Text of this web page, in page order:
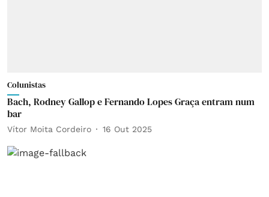
Colunistas
Bach, Rodney Gallop e Fernando Lopes Graça entram num
bar
Vítor Moita Cordeiro 16 Out 2025